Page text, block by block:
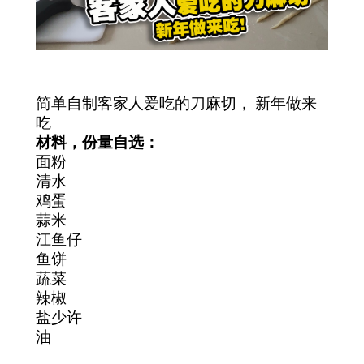
简单自制客家人爱吃的刀麻切， 新年做来
吃
材料，份量自选：
面粉
清水
鸡蛋
蒜米
江鱼仔
鱼饼
蔬菜
辣椒
盐少许
油